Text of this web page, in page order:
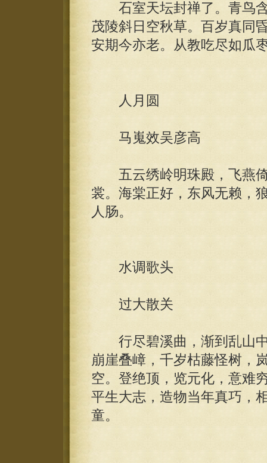
石室天坛封禅了。青鸟含
茂陵斜日空秋草。百岁真同
安期今亦老。从教吃尽如瓜
人月圆
马嵬效吴彦高
五云绣岭明珠殿，飞燕倚
裳。海棠正好，东风无赖，
人肠。
水调歌头
过大散关
行尽碧溪曲，渐到乱山中
崩崖叠嶂，千岁枯藤怪树，
空。登绝顶，览元化，意难
平生大志，造物当年真巧，
童。